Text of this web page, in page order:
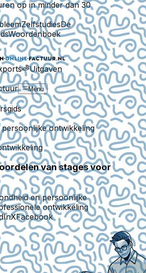
op in minder dan 30
ZelfstudiesDe
Woordenboek
Uitgaven
Menu
ontwikkeling
van stages voor
en persoonlijke
ontwikkeling
XFacebook